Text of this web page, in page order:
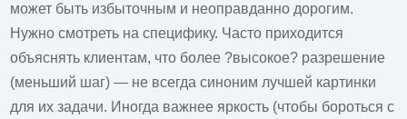
может быть избыточным и неоправданно дорогим.
Нужно смотреть на специфику. Часто приходится
объяснять клиентам, что более ?высокое? разрешение
(меньший шаг) — не всегда синоним лучшей картинки
для их задачи. Иногда важнее яркость (чтобы бороться с